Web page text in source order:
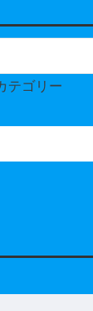
テゴリー